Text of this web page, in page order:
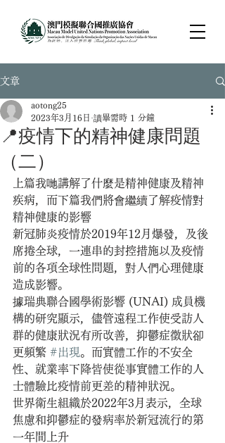
文章
📍疫情下的精神健康問題
（二）
aotong25
2023年3月16日 讀畢需時 1 分鐘
上篇我哋講解了什麼是精神健康及精神
疾病，而下篇我們將會繼續了解疫情對
精神健康的影響
新冠肺炎疫情於2019年12月爆發，及後
席捲全球，一連串的封控措施以及疫情
前的各項全球性問題，對人們心理健康
造成影響。
據瑞典聯合國學術影響 (UNAI) 成員機
構的研究顯示，儘管遠程工作使受訪人
群的健康狀況有所改善，抑鬱症徵狀卻
更頻繁 #出現。而實體工作的不安全
性、就業率下降皆使從事實體工作的人
士體驗比疫情前更差的精神狀況。
世界衛生組織於2022年3月表示，全球
焦慮和抑鬱症的發病率於新冠流行的第
一年間上升